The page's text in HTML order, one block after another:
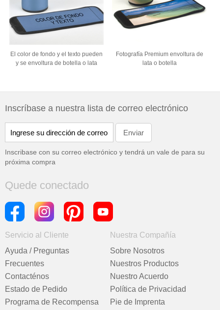
El color de fondo y el texto pueden
y se envoltura de botella o lata
Fotografía Premium envoltura de
lata o botella
Inscríbase a nuestra lista de correo electrónico
Inscribase con su correo electrónico y tendrá un vale de para su
próxima compra
Quede conectado
Servicio al Cliente
Ayuda / Preguntas
Frecuentes
Contacténos
Estado de Pedido
Programa de Recompensa
Nuestra Compañía
Sobre Nosotros
Nuestros Productos
Nuestro Acuerdo
Política de Privacidad
Pie de Imprenta